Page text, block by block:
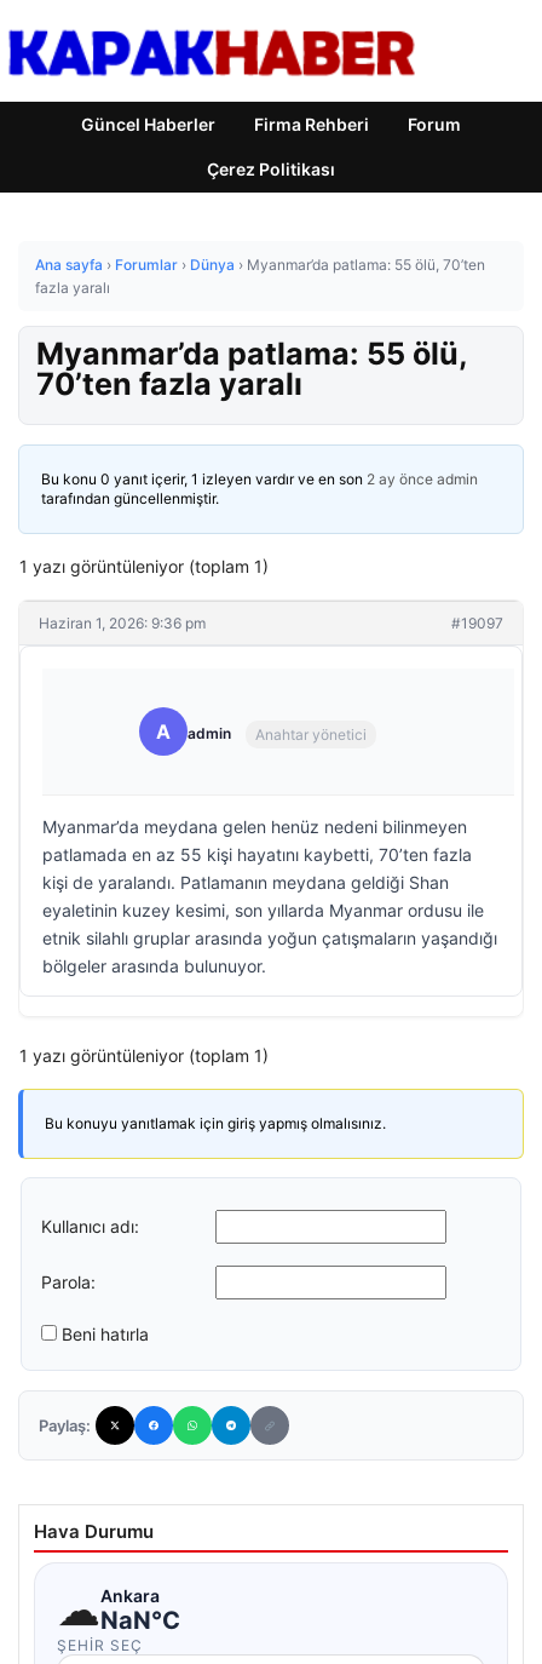
Güncel Haberler Firma Rehberi Forum
Çerez Politikası
Ana sayfa › Forumlar › Dünya › Myanmar’da patlama: 55 ölü, 70’ten
fazla yaralı
Myanmar’da patlama: 55 ölü,
70’ten fazla yaralı
Bu konu 0 yanıt içerir, 1 izleyen vardır ve en son 2 ay önce admin
tarafından güncellenmiştir.
1 yazı görüntüleniyor (toplam 1)
Haziran 1, 2026: 9:36 pm #19097
A admin Anahtar yönetici
Myanmar’da meydana gelen henüz nedeni bilinmeyen
patlamada en az 55 kişi hayatını kaybetti, 70’ten fazla
kişi de yaralandı. Patlamanın meydana geldiği Shan
eyaletinin kuzey kesimi, son yıllarda Myanmar ordusu ile
etnik silahlı gruplar arasında yoğun çatışmaların yaşandığı
bölgeler arasında bulunuyor.
1 yazı görüntüleniyor (toplam 1)
Bu konuyu yanıtlamak için giriş yapmış olmalısınız.
Kullanıcı adı:
Parola:
Beni hatırla
Paylaş:
Hava Durumu
☁Ankara
NaN°C
ŞEHIR SEÇ